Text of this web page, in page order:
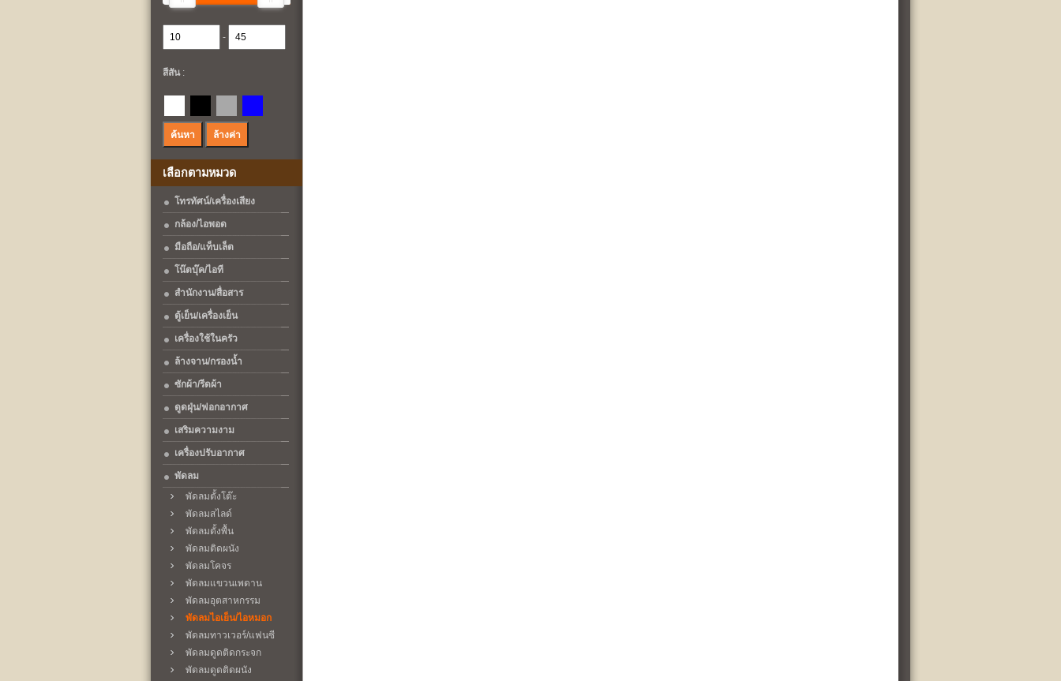
-
สีสัน:
เลือกตามหมวด
โทรทัศน์/เครื่องเสียง
กล้อง/ไอพอด
มือถือ/แท็บเล็ต
โน๊ตบุ๊ค/ไอที
สำนักงาน/สื่อสาร
ตู้เย็น/เครื่องเย็น
เครื่องใช้ในครัว
ล้างจาน/กรองน้ำ
ซักผ้า/รีดผ้า
ดูดฝุ่น/ฟอกอากาศ
เสริมความงาม
เครื่องปรับอากาศ
พัดลม
พัดลมตั้งโต๊ะ
พัดลมสไลด์
พัดลมตั้งพื้น
พัดลมติดผนัง
พัดลมโคจร
พัดลมแขวนเพดาน
พัดลมอุตสาหกรรม
พัดลมไอเย็น/ไอหมอก
พัดลมทาวเวอร์/แฟนซี
พัดลมดูดติดกระจก
พัดลมดูดติดผนัง